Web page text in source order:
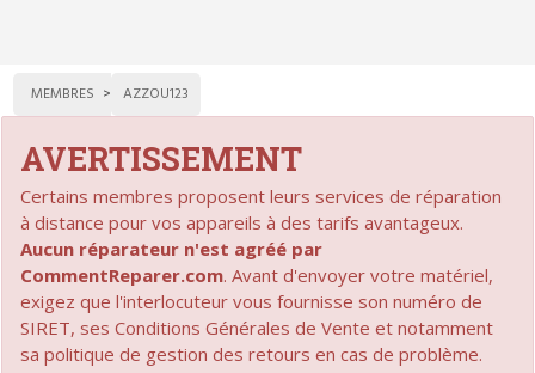
MEMBRES AZZOU123
AVERTISSEMENT
Certains membres proposent leurs services de réparation
à distance pour vos appareils à des tarifs avantageux.
Aucun réparateur n'est agréé par
CommentReparer.com. Avant d'envoyer votre matériel,
exigez que l'interlocuteur vous fournisse son numéro de
SIRET, ses Conditions Générales de Vente et notamment
sa politique de gestion des retours en cas de problème.